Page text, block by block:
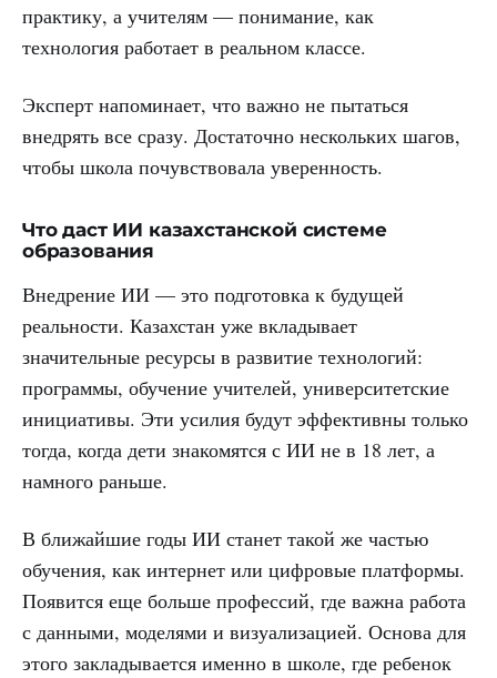
практику, а учителям — понимание, как
технология работает в реальном классе.
Эксперт напоминает, что важно не пытаться
внедрять все сразу. Достаточно нескольких шагов,
чтобы школа почувствовала уверенность.
Что даст ИИ казахстанской системе
образования
Внедрение ИИ — это подготовка к будущей
реальности. Казахстан уже вкладывает
значительные ресурсы в развитие технологий:
программы, обучение учителей, университетские
инициативы. Эти усилия будут эффективны только
тогда, когда дети знакомятся с ИИ не в 18 лет, а
намного раньше.
В ближайшие годы ИИ станет такой же частью
обучения, как интернет или цифровые платформы.
Появится еще больше профессий, где важна работа
с данными, моделями и визуализацией. Основа для
этого закладывается именно в школе, где ребенок